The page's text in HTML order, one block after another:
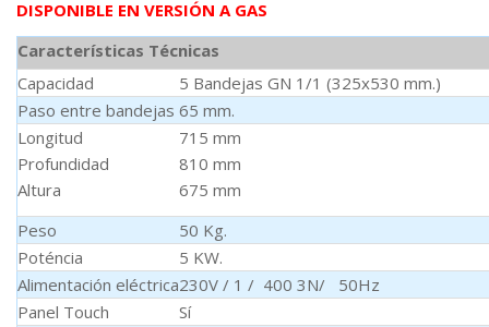
DISPONIBLE EN VERSIÓN A GAS
Características Técnicas
Capacidad
5 Bandejas GN 1/1 (325x530 mm.)
Paso entre bandejas 65 mm.
Longitud
Profundidad
Altura
715 mm
810 mm
675 mm
Peso
50 Kg.
Poténcia
5 KW.
Alimentación eléctrica230V / 1 / 400 3N/ 50Hz
Panel Touch
Sí